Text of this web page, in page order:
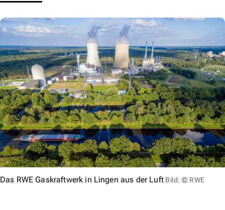
Das RWE Gaskraftwerk in Lingen aus der Luft Bild: © RWE